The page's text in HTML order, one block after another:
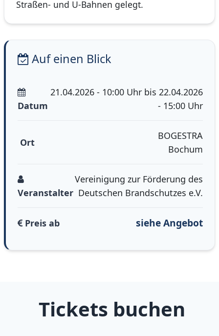
Straßen- und U-Bahnen gelegt.
Auf einen Blick
Datum
21.04.2026 - 10:00 Uhr bis 22.04.2026
- 15:00 Uhr
Ort
BOGESTRA
Bochum
Veranstalter
Vereinigung zur Förderung des
Deutschen Brandschutzes e.V.
Preis ab siehe Angebot
Tickets buchen